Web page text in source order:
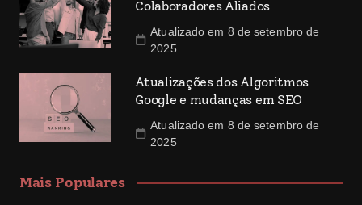
Colaboradores Aliados
Atualizado em 8 de setembro de
2025
Atualizações dos Algoritmos
Google e mudanças em SEO
Atualizado em 8 de setembro de
2025
Mais Populares